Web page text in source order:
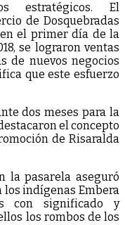
estratégicos. El
de Dosquebradas
el primer día de la
se lograron ventas
de nuevos negocios
que este esfuerzo
dos meses para la
el concepto
de Risaralda
la pasarela aseguró
los indígenas Embera
con significado y
los rombos de los